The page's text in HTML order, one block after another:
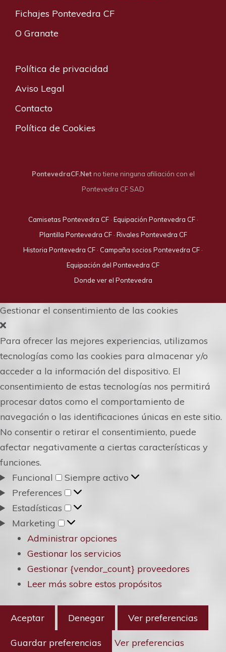
Fichajes Pontevedra CF
O Granate
Política de privacidad
Aviso Legal
Contacto
Política de Cookies
PontevedraCF.Netno tiene ninguna afiliación con el
Pontevedra CF SAD
Camisetas Pontevedra CF· Equipación Pontevedra CF·
Plantilla Pontevedra CF· Rivales Pontevedra CF
Historia Pontevedra CF · Campaña socios Pontevedra CF ·
Equipación del Pontevedra CF
Donde ver el Pontevedra
Gestionar el consentimiento de las cookies
Para ofrecer las mejores experiencias, utilizamos
tecnologías como las cookies para almacenar y/o
acceder a la información del dispositivo. El
consentimiento de estas tecnologías nos permitirá
procesar datos como el comportamiento de
navegación o las identificaciones únicas en este sitio.
No consentir o retirar el consentimiento, puede
afectar negativamente a ciertas características y
funciones.
Funcional
Funcional
Siempre activo
Preferences
Preferences
Estadísticas
Estadísticas
Marketing
Marketing
Administrar opciones
Gestionar los servicios
Gestionar {vendor_count} proveedores
Leer más sobre estos propósitos
Aceptar Denegar Ver preferencias
Guardar preferencias Ver preferencias